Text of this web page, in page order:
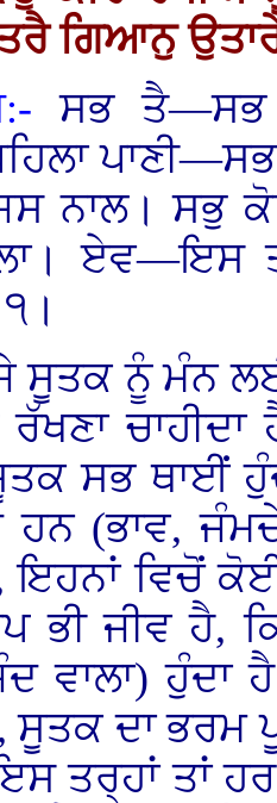
ਗਿਆਨੁ
ਸਭ ਤੈ—ਸਭ
ਨਾਲ। ਸਭੁ
ਏਵ—ਇਸ
ਸੂਤਕ ਨੂੰ ਮੰਨ
ਸਭ ਥਾਈਂ
ਹਨ (ਭਾਵ,
ਇਹਨਾਂ ਵਿਚੋਂ ਕੋਈ
ਭੀ ਜੀਵ ਹੈ,
ਵਾਲਾ)
ਸੂਤਕ ਦਾ ਭਰਮ
ਤਰ੍ਹਾਂ ਤਾਂ